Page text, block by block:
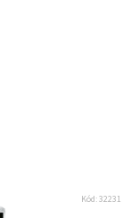
Kód:32231